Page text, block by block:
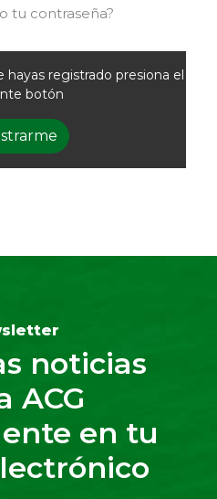
tu contraseña?
hayas registrado presiona el
botón
noticias
ACG
en tu